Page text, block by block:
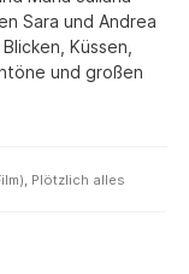
Sara und Andrea
Küssen,
und großen
, Plötzlich alles